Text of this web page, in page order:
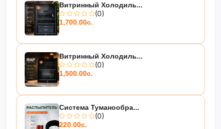
Витринный Холодиль...
(0)
1,700.00с.
Витринный Холодиль...
(0)
1,500.00с.
Система Туманообра...
(0)
220.00с.